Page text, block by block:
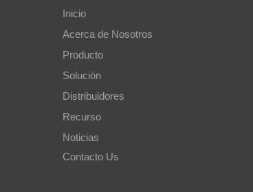
Inicio
Acerca de Nosotros
Producto
Solución
Distribuidores
Recurso
Noticias
Contacto Us